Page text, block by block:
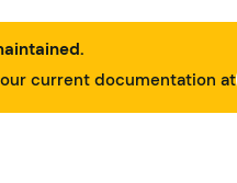
current documentation at